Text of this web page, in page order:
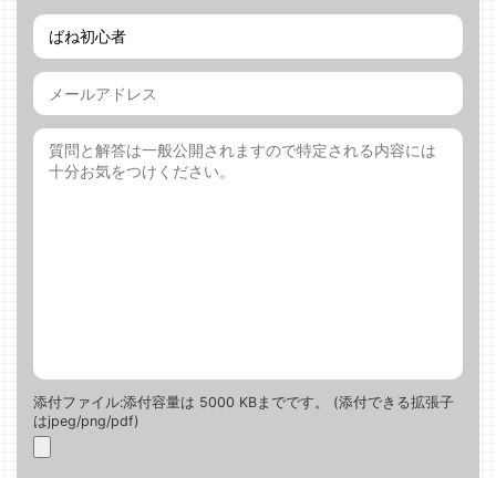
添付ファイル:添付容量は 5000 KBまでです。 (添付できる拡張子
はjpeg/png/pdf)